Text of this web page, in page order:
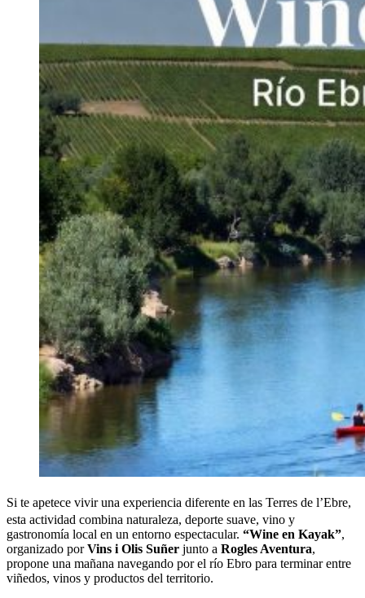
Si te apetece vivir una experiencia diferente en las Terres de l’Ebre,
esta actividad combina naturaleza, deporte suave, vino y
gastronomía local en un entorno espectacular. “Wine en Kayak”,
organizado porVins i Olis Suñer junto a Rogles Aventura,
propone una mañana navegando por el río Ebro para terminar entre
viñedos, vinos y productos del territorio.